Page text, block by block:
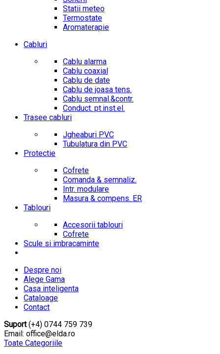
Statii meteo
Termostate
Aromaterapie
Cabluri
Cablu alarma
Cablu coaxial
Cablu de date
Cablu de joasa tens.
Cablu semnal.&contr.
Conduct. pt.inst.el.
Trasee cabluri
Jgheaburi PVC
Tubulatura din PVC
Protectie
Cofrete
Comanda & semnaliz.
Intr. modulare
Masura & compens. ER
Tablouri
Accesorii tablouri
Cofrete
Scule si imbracaminte
Despre noi
Alege Gama
Casa inteligenta
Cataloage
Contact
Suport(+4) 0744 759 739
Email: office@elda.ro
Toate Categoriile